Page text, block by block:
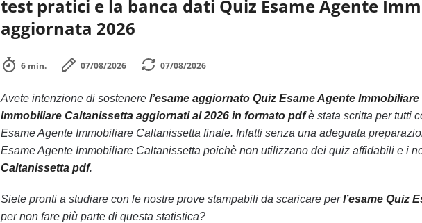
test pratici e la banca dati Quiz Esame Agente
aggiornata 2026
6 min. 07/08/2026 07/08/2026
Avete intenzione di sostenere l’esame aggiornato Quiz Esame Agente
Immobiliare Caltanissetta aggiornati al 2026 in formato pdfè stata scritta per tutti
Esame Agente Immobiliare Caltanissetta finale. Infatti senza una adeguata
Esame Agente Immobiliare Caltanissetta poichè non utilizzano dei quiz affidabili e i
Caltanissetta pdf.
Siete pronti a studiare con le nostre prove stampabili da scaricare perl’esame Quiz
per non fare più parte di questa statistica?